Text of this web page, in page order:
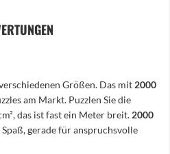
Größen. Das mit 2000
am Markt. Puzzlen Sie die
das ist fast ein Meter breit. 2000
gerade für anspruchsvolle